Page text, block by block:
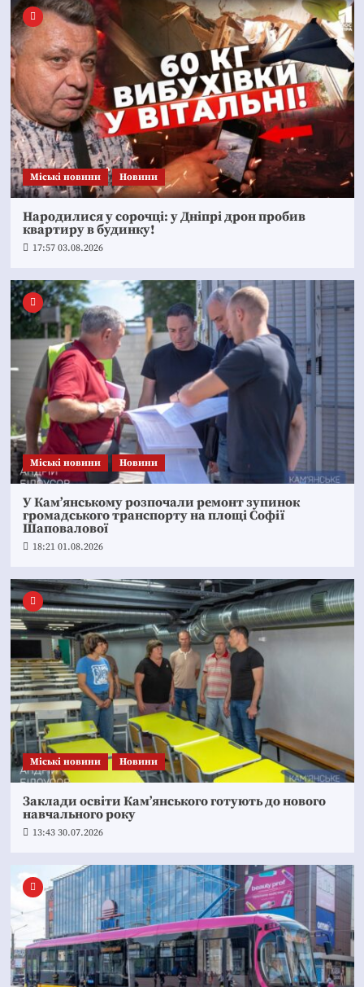
Mіські новини Новини
Народилися у сорочці: у Дніпрі дрон пробив
квартиру в будинку!
17:57 03.08.2026
Mіські новини Новини
У Кам’янському розпочали ремонт зупинок
громадського транспорту на площі Софії
Шаповалової
18:21 01.08.2026
Mіські новини Новини
Заклади освіти Кам’янського готують до нового
навчального року
13:43 30.07.2026